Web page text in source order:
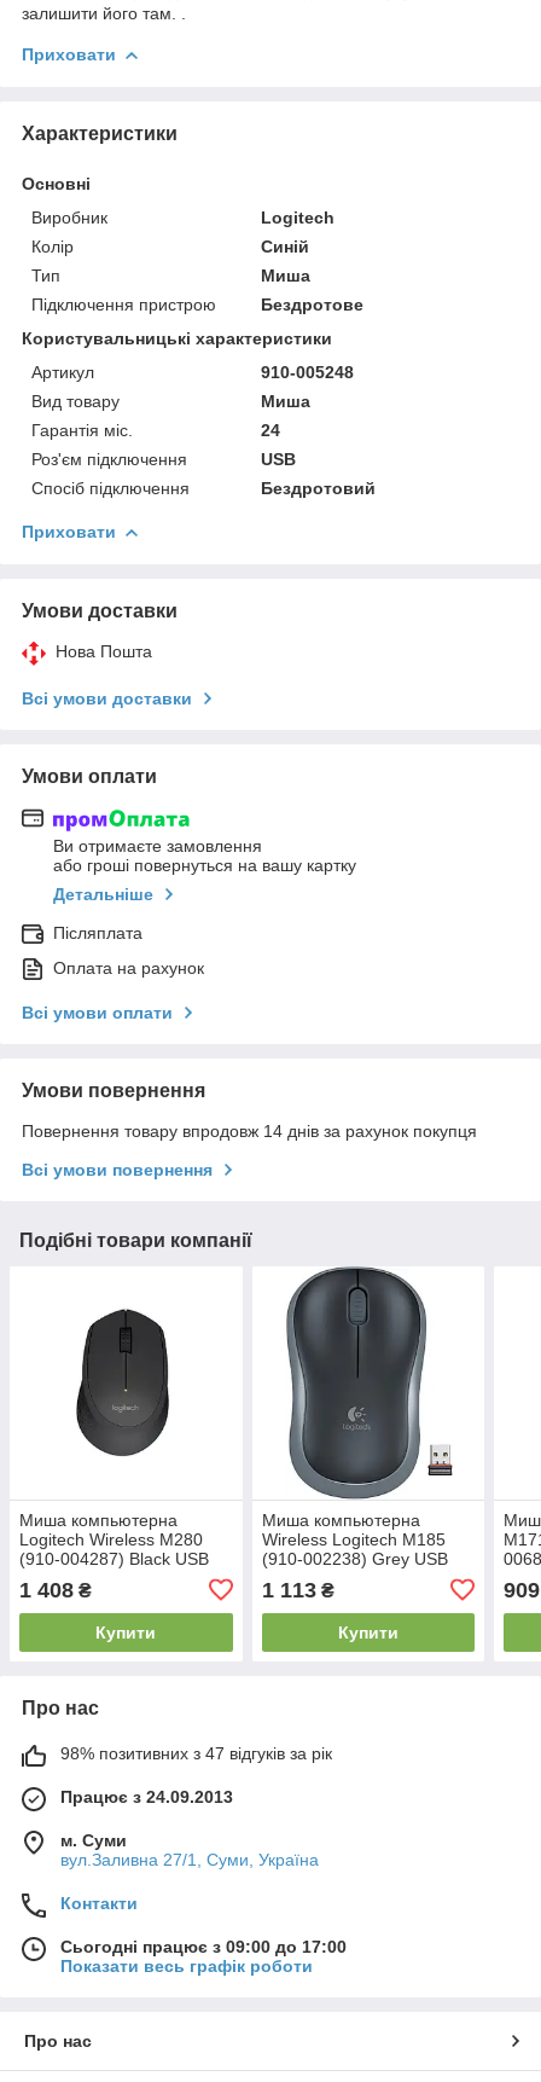
залишити його там. .
Приховати
Характеристики
Основні
Виробник
Logitech
Колір
Синій
Тип
Миша
Підключення пристрою
Бездротове
Користувальницькі характеристики
Артикул
910-005248
Вид товару
Миша
Гарантія міс.
24
Роз'єм підключення
USB
Спосіб підключення
Бездротовий
Приховати
Умови доставки
Нова Пошта
Всі умови доставки
Умови оплати
Ви отримаєте замовлення
або гроші повернуться на вашу картку
Детальніше
Післяплата
Оплата на рахунок
Всі умови оплати
Умови повернення
Повернення товару впродовж 14 днів за рахунок покупця
Всі умови повернення
Подібні товари компанії
Миша компьютерна
Logitech Wireless M280
(910-004287) Black USB
1 408 ₴
Купити
Миша компьютерна
Wireless Logitech M185
(910-002238) Grey USB
1 113₴
Купити
909
Про нас
98% позитивних з 47 відгуків за рік
Працює з 24.09.2013
м. Суми
вул.Заливна 27/1, Суми, Україна
Контакти
Сьогодні працює з 09:00 до 17:00
Показати весь графік роботи
Про нас